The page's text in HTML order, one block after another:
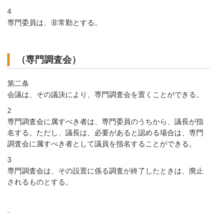
4
専門委員は、非常勤とする。
（専門調査会）
第二条
会議は、その議決により、専門調査会を置くことができる。
2
専門調査会に属すべき者は、専門委員のうちから、議長が指
名する。ただし、議長は、必要があると認める場合は、専門
調査会に属すべき者として議員を指名することができる。
3
専門調査会は、その設置に係る調査が終了したときは、廃止
されるものとする。